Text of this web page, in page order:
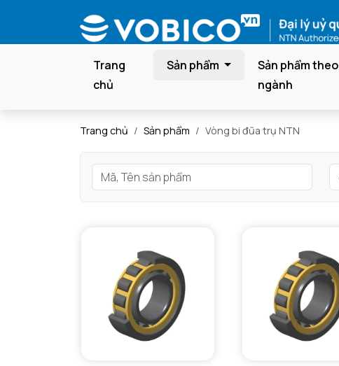
Trang
chủ
Sản phẩm
Sản phẩm theo
ngành
Trang chủ Sản phẩm Vòng bi đũa trụ NTN